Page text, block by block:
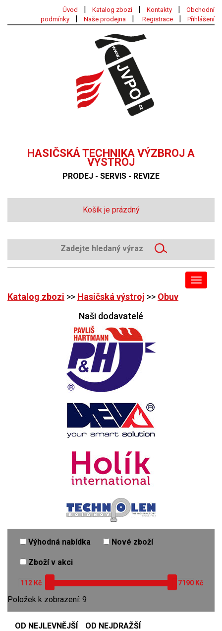
Úvod | Katalog zbozi | Kontakty |
Obchodní
podmínky
| Naše prodejna | Registrace | Přihlášení
HASIČSKÁ TECHNIKA VÝZBROJ A
VÝSTROJ
PRODEJ - SERVIS - REVIZE
Košík je prázdný
Toggle
Katalog zbozi >> Hasičská výstroj >> Obuv
Naši dodavatelé
Výhodná nabídka Nové zboží
Zboží v akci
Kč Kč
Položek k zobrazení: 9
OD NEJLEVNĚJŠÍ OD NEJDRAŽŠÍ